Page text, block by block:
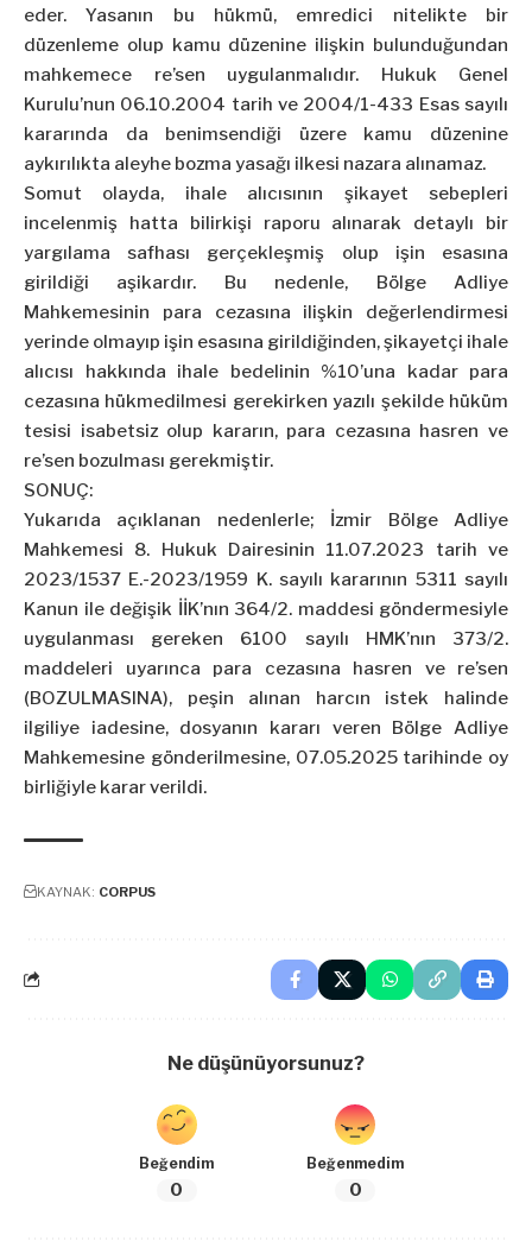
eder. Yasanın bu hükmü, emredici nitelikte bir
düzenleme olup kamu düzenine ilişkin bulunduğundan
mahkemece re’sen uygulanmalıdır. Hukuk Genel
Kurulu’nun 06.10.2004 tarih ve 2004/1-433 Esas sayılı
kararında da benimsendiği üzere kamu düzenine
aykırılıkta aleyhe bozma yasağı ilkesi nazara alınamaz.
Somut olayda, ihale alıcısının şikayet sebepleri
incelenmiş hatta bilirkişi raporu alınarak detaylı bir
yargılama safhası gerçekleşmiş olup işin esasına
girildiği aşikardır. Bu nedenle, Bölge Adliye
Mahkemesinin para cezasına ilişkin değerlendirmesi
yerinde olmayıp işin esasına girildiğinden, şikayetçi ihale
alıcısı hakkında ihale bedelinin %10’una kadar para
cezasına hükmedilmesi gerekirken yazılı şekilde hüküm
tesisi isabetsiz olup kararın, para cezasına hasren ve
re’sen bozulması gerekmiştir.
SONUÇ:
Yukarıda açıklanan nedenlerle; İzmir Bölge Adliye
Mahkemesi 8. Hukuk Dairesinin 11.07.2023 tarih ve
2023/1537 E.-2023/1959 K. sayılı kararının 5311 sayılı
Kanun ile değişik İİK’nın 364/2. maddesi göndermesiyle
uygulanması gereken 6100 sayılı HMK’nın 373/2.
maddeleri uyarınca para cezasına hasren ve re’sen
(BOZULMASINA), peşin alınan harcın istek halinde
ilgiliye iadesine, dosyanın kararı veren Bölge Adliye
Mahkemesine gönderilmesine, 07.05.2025 tarihinde oy
birliğiyle karar verildi.
KAYNAK: CORPUS
Ne düşünüyorsunuz?
Beğendim
0
Beğenmedim
0